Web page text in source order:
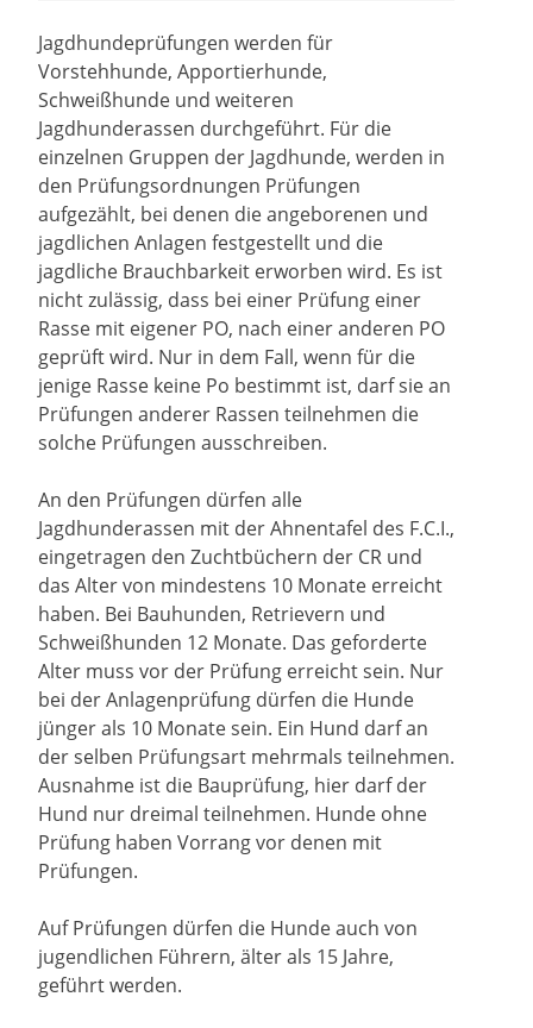
Jagdhundeprüfungen werden für
Vorstehhunde, Apportierhunde,
Schweißhunde und weiteren
Jagdhunderassen durchgeführt. Für die
einzelnen Gruppen der Jagdhunde, werden in
den Prüfungsordnungen Prüfungen
aufgezählt, bei denen die angeborenen und
jagdlichen Anlagen festgestellt und die
jagdliche Brauchbarkeit erworben wird. Es ist
nicht zulässig, dass bei einer Prüfung einer
Rasse mit eigener PO, nach einer anderen PO
geprüft wird. Nur in dem Fall, wenn für die
jenige Rasse keine Po bestimmt ist, darf sie an
Prüfungen anderer Rassen teilnehmen die
solche Prüfungen ausschreiben.
An den Prüfungen dürfen alle
Jagdhunderassen mit der Ahnentafel des F.C.I.,
eingetragen den Zuchtbüchern der CR und
das Alter von mindestens 10 Monate erreicht
haben. Bei Bauhunden, Retrievern und
Schweißhunden 12 Monate. Das geforderte
Alter muss vor der Prüfung erreicht sein. Nur
bei der Anlagenprüfung dürfen die Hunde
jünger als 10 Monate sein. Ein Hund darf an
der selben Prüfungsart mehrmals teilnehmen.
Ausnahme ist die Bauprüfung, hier darf der
Hund nur dreimal teilnehmen. Hunde ohne
Prüfung haben Vorrang vor denen mit
Prüfungen.
Auf Prüfungen dürfen die Hunde auch von
jugendlichen Führern, älter als 15 Jahre,
geführt werden.